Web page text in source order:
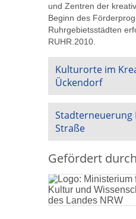
und Zentren der
Beginn des
Ruhrgebietsstädten
RUHR.2010.
Kulturorte im
Ückendorf
Stadterneuerung
Straße
Gefördert durch